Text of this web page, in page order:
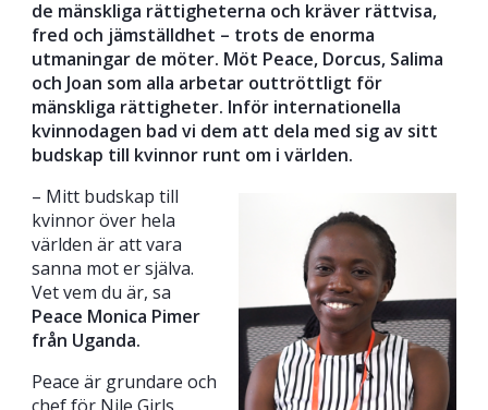
de mänskliga rättigheterna och kräver rättvisa,
fred och jämställdhet – trots de enorma
utmaningar de möter. Möt Peace, Dorcus, Salima
och Joan som alla arbetar outtröttligt för
mänskliga rättigheter. Inför internationella
kvinnodagen bad vi dem att dela med sig av sitt
budskap till kvinnor runt om i världen.
– Mitt budskap till
kvinnor över hela
världen är att vara
sanna mot er själva.
Vet vem du är, sa
Peace Monica Pimer
från Uganda.
Peace är grundare och